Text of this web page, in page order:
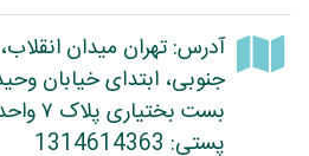
آدرس: تهران میدان
جنوبی، ابتدای خیابان
پستی: 1314614363